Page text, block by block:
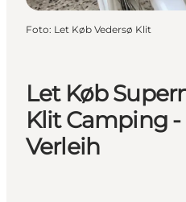
Let Køb
Klit Camping -
Verleih
Foto: Let Køb Vedersø Klit